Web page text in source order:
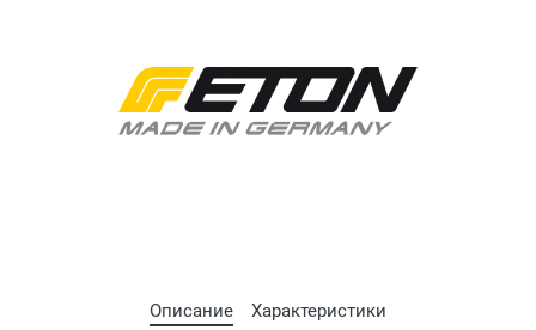
Описание Характеристики